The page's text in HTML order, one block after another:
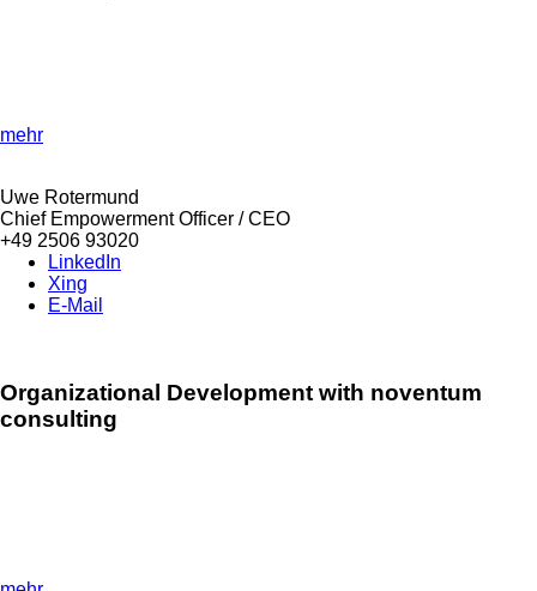
mehr
Uwe Rotermund
Chief Empowerment Officer / CEO
+49 2506 93020
LinkedIn
Xing
E-Mail
Organizational Development with noventum
consulting